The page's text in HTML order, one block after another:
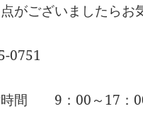
がございましたら
0751
時間 9：00～17：